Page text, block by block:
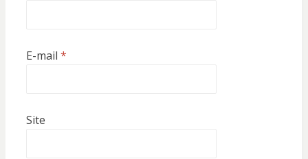
E-mail *
Site